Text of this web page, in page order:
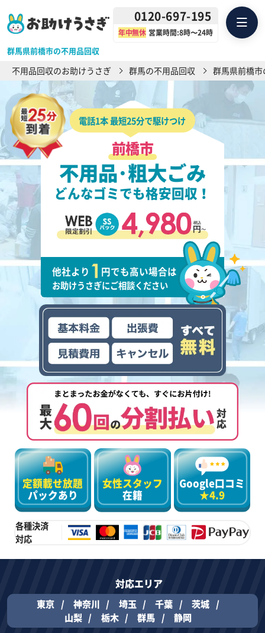
群馬県前橋市の不用品回収
0120-697-195
年中無休 営業時間:8時〜24時
不用品回収のお助けうさぎ 群馬の不用品回収 群馬県前橋
電話1本 最短25分で駆けつけ
前橋市
不用品･粗大ごみ
どんなゴミでも格安回収！
他社より 円でも高い場合は
お助けうさぎにご相談ください
定額載せ放題
パックあり
女性スタッフ
在籍
Google口コミ
★4.9
各種決済
対応
対応エリア
東京 神奈川 埼玉 千葉
茨城
山梨
栃木 群馬 静岡